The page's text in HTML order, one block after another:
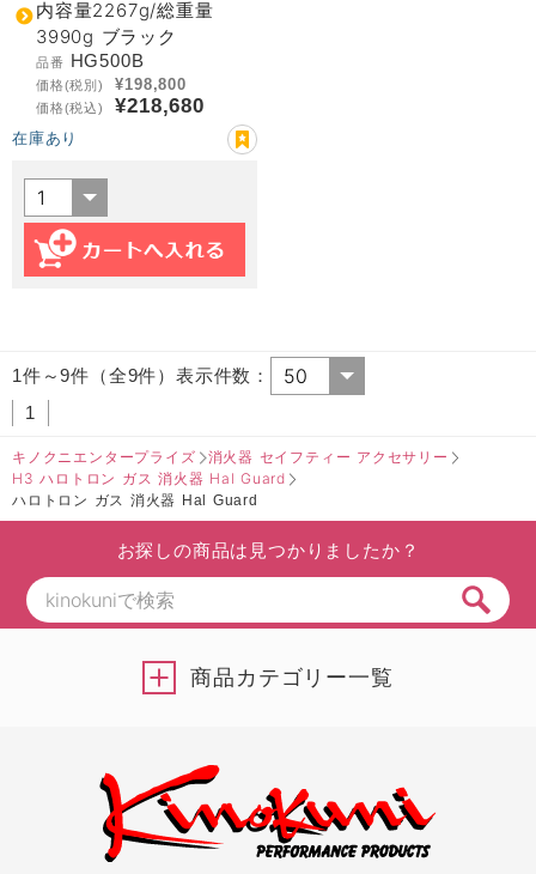
内容量2267g/総重量
3990g ブラック
品番 HG500B
価格(税別) ¥198,800
価格(税込) ¥218,680
在庫あり
1件～9件（全9件）表示件数：
1
キノクニエンタープライズ
消火器 セイフティー アクセサリー
H3 ハロトロン ガス 消火器 Hal Guard
ハロトロン ガス 消火器 Hal Guard
お探しの商品は見つかりましたか？
商品カテゴリー一覧